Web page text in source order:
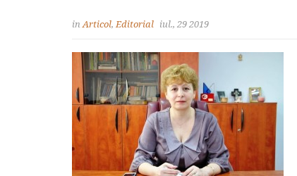
inArticol, Editorial iul., 29 2019